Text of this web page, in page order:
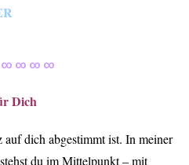
∞ ∞ ∞
Dich
dich abgestimmt ist. In meiner
du im Mittelpunkt – mit